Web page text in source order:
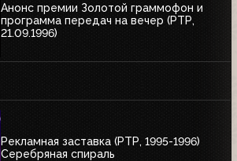
Анонс премии Золотой граммофон и
программа передач на вечер (РТР,
21.09.1996)
Рекламная заставка (РТР, 1995-1996)
Серебряная спираль